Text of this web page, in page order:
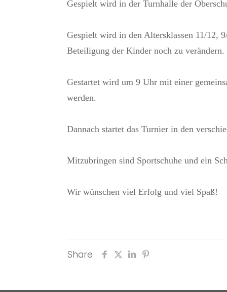
Gespielt wird in der Turnhalle der
Gespielt wird in den Altersklassen 11/12,
Beteiligung der Kinder noch zu verändern.
Gestartet wird um 9 Uhr mit einer
werden.
Dannach startet das Turnier in den
Mitzubringen sind Sportschuhe und ein
Wir wünschen viel Erfolg und viel Spaß!
Share